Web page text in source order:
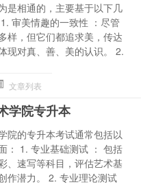
是相通的，主要基于以下几
审美情趣的一致性 ：尽管
样，但它们都追求美，传达
现对真、善、美的认识。 2.
文章列表
学院专升本
院的专升本考试通常包括以
： 1. 专业基础测试 ： 包括
、速写等科目，评估艺术基
作潜力。 2. 专业理论测试